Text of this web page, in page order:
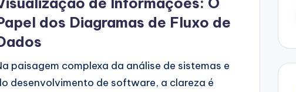
dos Diagramas de Fluxo de
paisagem complexa da análise de sistemas e
desenvolvimento de software, a clareza é